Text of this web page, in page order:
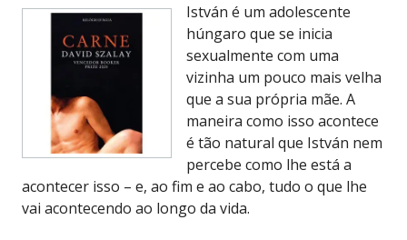
István é um adolescente
húngaro que se inicia
sexualmente com uma
vizinha um pouco mais velha
que a sua própria mãe. A
maneira como isso acontece
é tão natural que István nem
percebe como lhe está a
acontecer isso – e, ao fim e ao cabo, tudo o que lhe
vai acontecendo ao longo da vida.